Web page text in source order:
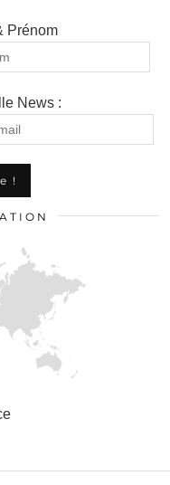
Prénom
News :